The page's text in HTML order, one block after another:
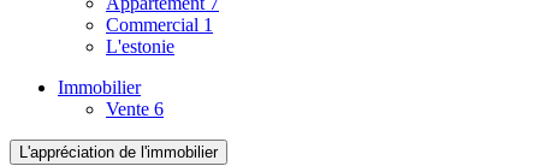
Commercial 1
L'estonie
Immobilier
Vente 6
L'appréciation de l'immobilier